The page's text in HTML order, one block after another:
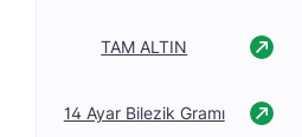
TAM ALTIN
14 Ayar Bilezik Gramı